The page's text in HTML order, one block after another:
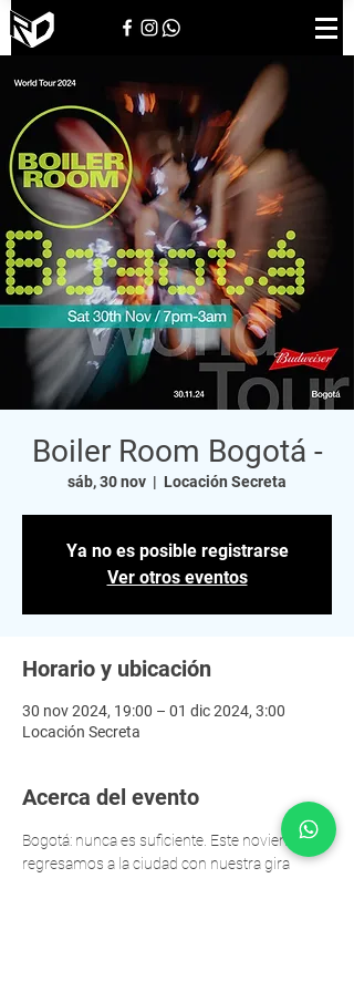
Boiler Room Bogotá -
sáb, 30 nov
  |
Locación Secreta
Ya no es posible registrarse
Ver otros eventos
Horario y ubicación
30 nov 2024, 19:00 – 01 dic 2024, 3:00
Locación Secreta
Acerca del evento
Bogotá: nunca es suficiente. Este noviembre
regresamos a la ciudad con nuestra gira